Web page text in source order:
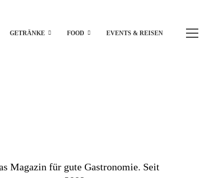
GETRÄNKE FOOD EVENTS & REISEN
Magazin für gute Gastronomie. Seit